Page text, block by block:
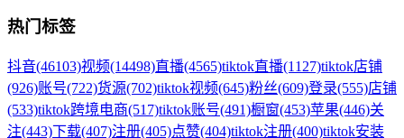
热门标签
抖音(46103)视频(14498)直播(4565)tiktok直播(1127)tiktok店铺
(926)账号(722)货源(702)tiktok视频(645)粉丝(609)登录(555)店铺
(533)tiktok跨境电商(517)tiktok账号(491)橱窗(453)苹果(446)关
注(443)下载(407)注册(405)点赞(404)tiktok注册(400)tiktok安装